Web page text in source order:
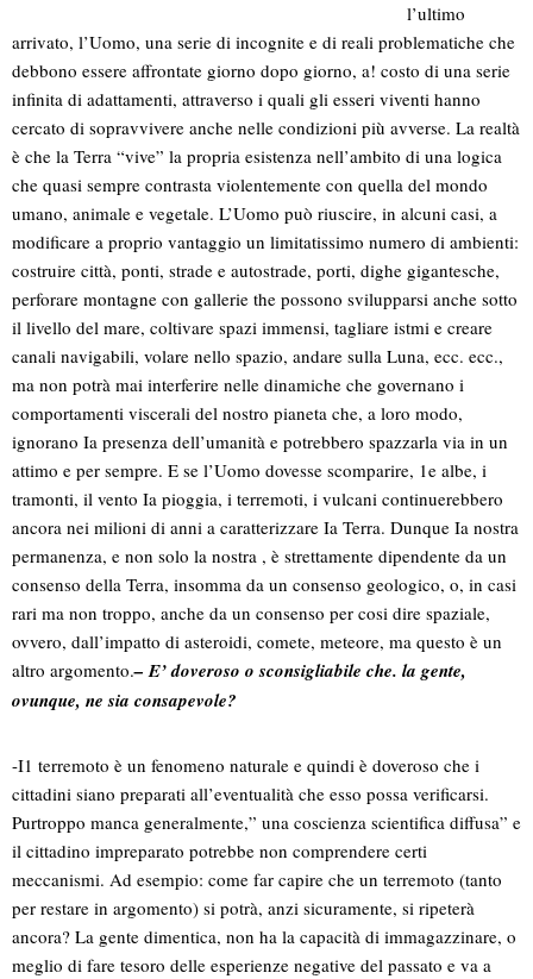
l’ultimo
arrivato, l’Uomo, una serie di incognite e di reali problematiche che
debbono essere affrontate giorno dopo giorno, a! costo di una serie
infinita di adattamenti, attraverso i quali gli esseri viventi hanno
cercato di sopravvivere anche nelle condizioni più avverse. La realtà
è che la Terra “vive” la propria esistenza nell’ambito di una logica
che quasi sempre contrasta violentemente con quella del mondo
umano, animale e vegetale. L’Uomo può riuscire, in alcuni casi, a
modificare a proprio vantaggio un limitatissimo numero di ambienti:
costruire città, ponti, strade e autostrade, porti, dighe gigantesche,
perforare montagne con gallerie the possono svilupparsi anche sotto
il livello del mare, coltivare spazi immensi, tagliare istmi e creare
canali navigabili, volare nello spazio, andare sulla Luna, ecc. ecc.,
ma non potrà mai interferire nelle dinamiche che governano i
comportamenti viscerali del nostro pianeta che, a loro modo,
ignorano Ia presenza dell’umanità e potrebbero spazzarla via in un
attimo e per sempre. E se l’Uomo dovesse scomparire, 1e albe, i
tramonti, il vento Ia pioggia, i terremoti, i vulcani continuerebbero
ancora nei milioni di anni a caratterizzare Ia Terra. Dunque Ia nostra
permanenza, e non solo la nostra , è strettamente dipendente da un
consenso della Terra, insomma da un consenso geologico, o, in casi
rari ma non troppo, anche da un consenso per cosi dire spaziale,
ovvero, dall’impatto di asteroidi, comete, meteore, ma questo è un
altro argomento.– E’ doveroso o sconsigliabile che. la gente,
ovunque, ne sia consapevole?
-I1 terremoto è un fenomeno naturale e quindi è doveroso che i
cittadini siano preparati all’eventualità che esso possa verificarsi.
Purtroppo manca generalmente,” una coscienza scientifica diffusa” e
il cittadino impreparato potrebbe non comprendere certi
meccanismi. Ad esempio: come far capire che un terremoto (tanto
per restare in argomento) si potrà, anzi sicuramente, si ripeterà
ancora? La gente dimentica, non ha la capacità di immagazzinare, o
meglio di fare tesoro delle esperienze negative del passato e va a